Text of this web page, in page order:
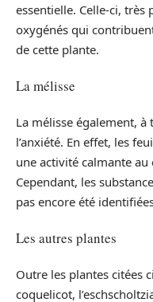
essentielle. Celle-ci, très
oxygénés qui
de cette plante.
La mélisse
La mélisse également,
l’anxiété. En effet, les
une activité calmante au
Cependant, les
pas encore été
Les autres plantes
Outre les plantes citées
coquelicot,